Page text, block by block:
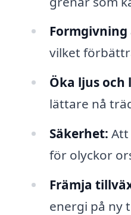
vilket
Öka ljus
lättare nå
Säkerhet: Att
för olyckor
Främja
energi på ny